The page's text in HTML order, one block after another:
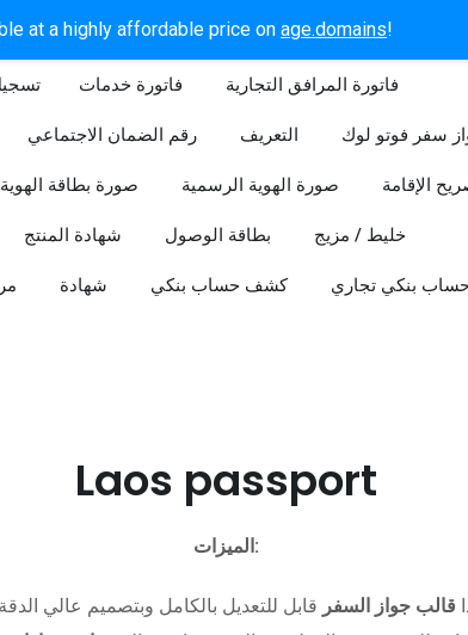
at a highly affordable price on age.domains!
تسجيل دخول​ فاتورة خدمات فاتورة المرافق التجارية
رقم الضمان الاجتماعي التعريف سفر فوتو لوك
صورة بطاقة صورة الهوية الرسمية الإقامة
شهادة المنتج بطاقة الوصول خليط / مزيج
شهادة كشف حساب بنكي بنكي تجاري
Laos passport
الميزات:
قالب جواز السفر قابل للتعديل بالكامل وبتصميم عالي